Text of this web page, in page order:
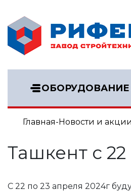
ОБОРУДОВАНИЕ
Главная Новости и акции
Ташкент с
С 22 по 23 апреля 2024г